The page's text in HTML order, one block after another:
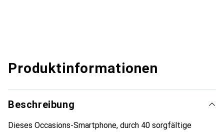
Produktinformationen
Beschreibung
Dieses Occasions-Smartphone, durch 40 sorgfältige